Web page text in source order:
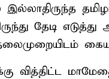
தேடி
தலைமுறையிடம்
வித்திட்ட